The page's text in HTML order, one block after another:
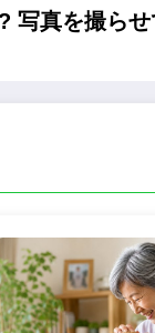
写真を撮ら